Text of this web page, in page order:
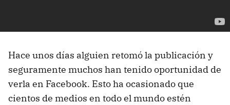
Hace unos días alguien retomó la publicación y
seguramente muchos han tenido oportunidad de
verla en Facebook. Esto ha ocasionado que
cientos de medios en todo el mundo estén